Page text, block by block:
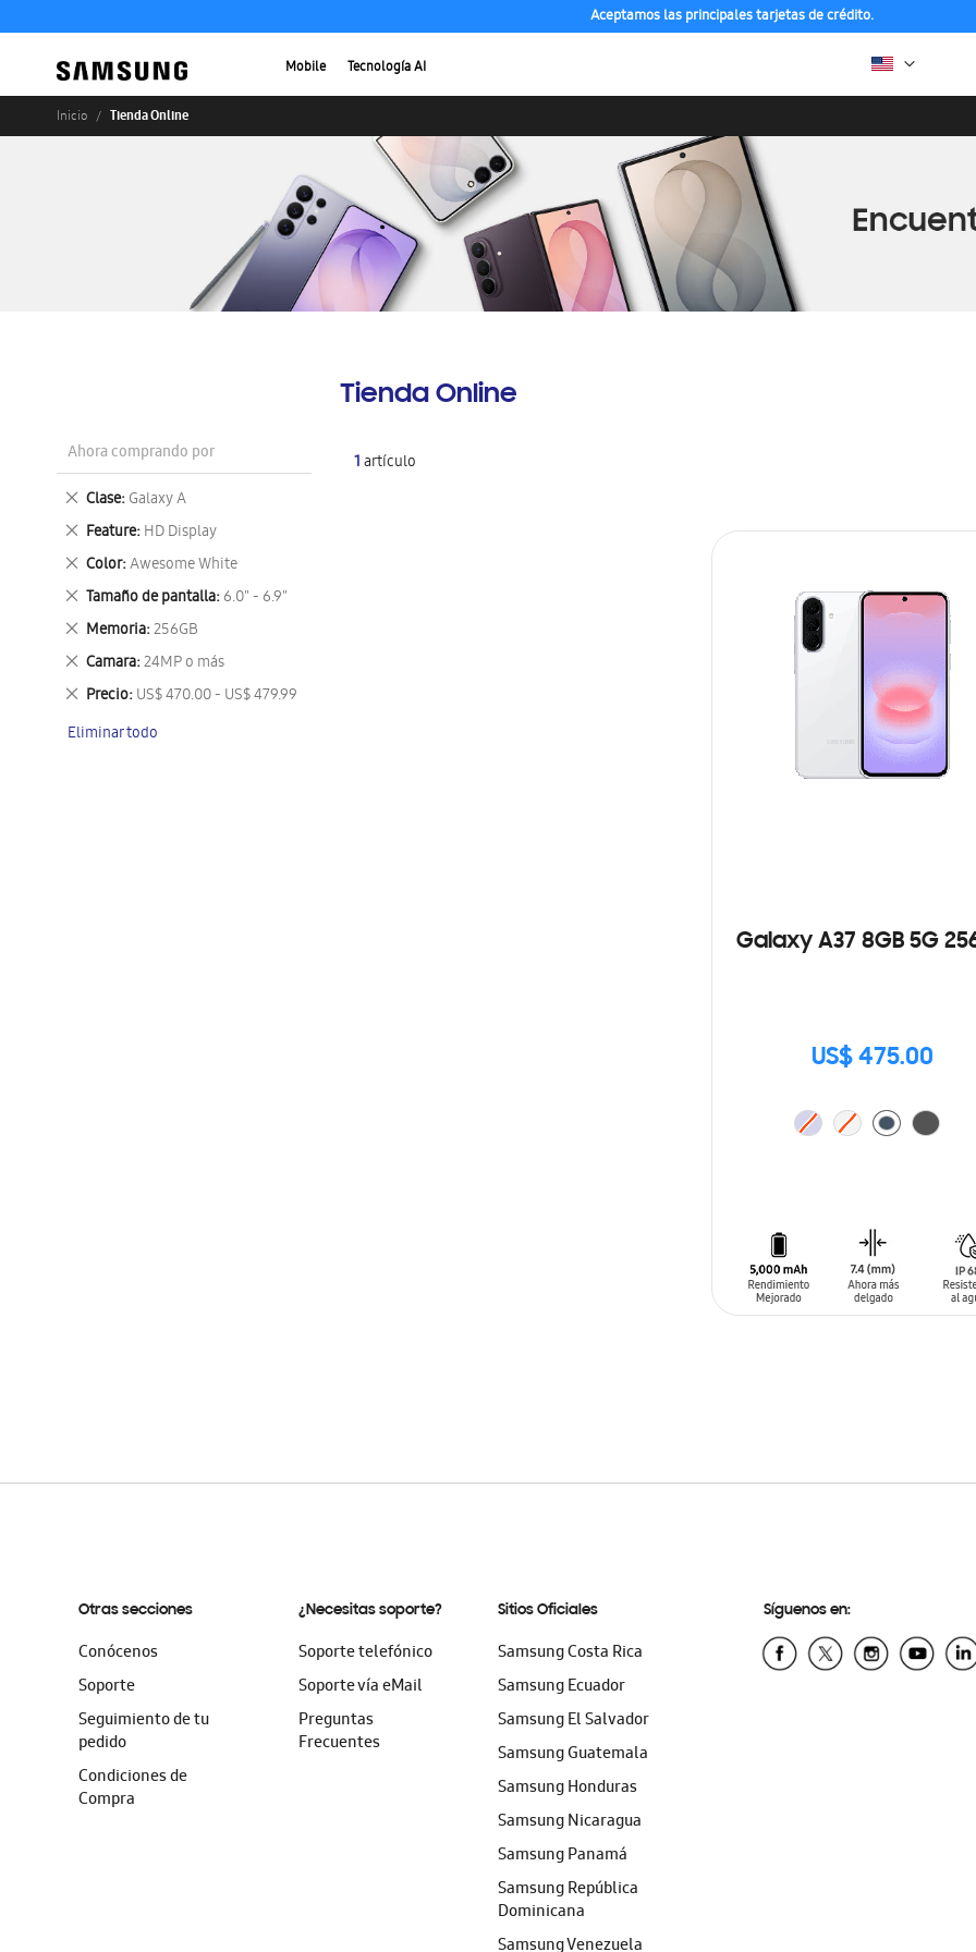
Aceptamos las principales tarjetas de crédito.
Mobile Tecnología AI
Inicio Tienda Online
Tienda Online
1artículo
Galaxy A37 8GB 5G
US$ 475.00
Ahora comprando por
Clase Galaxy A
Eliminar
este
artículo
Feature HD Display
Eliminar
este
artículo
Color Awesome White
Eliminar
este
artículo
Tamaño de pantalla 6.0" - 6.9"
Eliminar
este
artículo
Memoria 256GB
Eliminar
este
artículo
Camara 24MP o más
Eliminar
este
artículo
Precio US$ 470.00 - US$ 479.99
Eliminar
artículo
Eliminar todo
Otras secciones
Conócenos
Soporte
Seguimiento de tu
pedido
Condiciones de
Compra
¿Necesitas soporte?
Soporte telefónico
Soporte vía eMail
Preguntas
Frecuentes
Sitios Oficiales
Samsung Costa Rica
Samsung Ecuador
Samsung El Salvador
Samsung Guatemala
Samsung Honduras
Samsung Nicaragua
Samsung Panamá
Samsung República
Dominicana
Samsung Venezuela
Síguenos en: